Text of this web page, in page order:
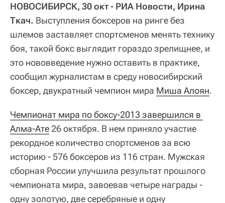
НОВОСИБИРСК, 30 окт - РИА Новости, Ирина
Ткач. Выступления боксеров на ринге без
шлемов заставляет спортсменов менять технику
боя, такой бокс выглядит гораздо зрелищнее, и
это нововведение нужно оставить в практике,
сообщил журналистам в среду новосибирский
боксер, двукратный чемпион мира Миша Алоян.
Чемпионат мира по боксу-2013 завершился в
Алма-Ате 26 октября. В нем приняло участие
рекордное количество спортсменов за всю
историю - 576 боксеров из 116 стран. Мужская
сборная России улучшила результат прошлого
чемпионата мира, завоевав четыре награды -
одну золотую, две серебряные и одну